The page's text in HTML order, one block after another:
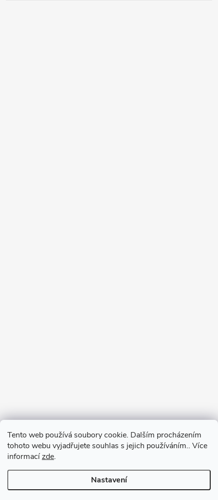
Tento web používá soubory cookie. Dalším procházením
tohoto webu vyjadřujete souhlas s jejich používáním.. Více
informacízde.
Nastavení